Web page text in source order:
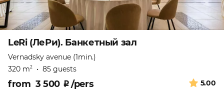
LeRi (ЛеРи). Банкетный зал
Vernadsky avenue (1min.)
320 m2 • 85 guests
5.00
from 3 500 ₽/pers